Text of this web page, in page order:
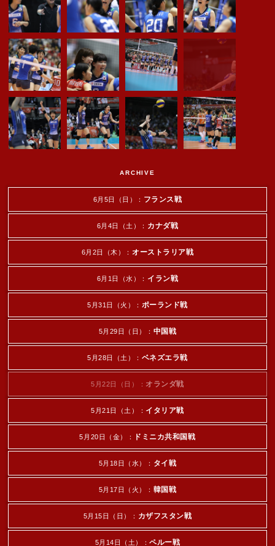
ARCHIVE
6月5日（日）： フランス戦
6月4日（土）： カナダ戦
6月2日（木）： オーストラリア戦
6月1日（水）： イラン戦
5月31日（火）： ポーランド戦
5月29日（日）： 中国戦
5月28日（土）： ベネズエラ戦
5月22日（日）： オランダ戦
5月21日（土）： イタリア戦
5月20日（金）： ドミニカ共和国戦
5月18日（水）： タイ戦
5月17日（火）： 韓国戦
5月15日（日）： カザフスタン戦
5月14日（土）：ペルー戦